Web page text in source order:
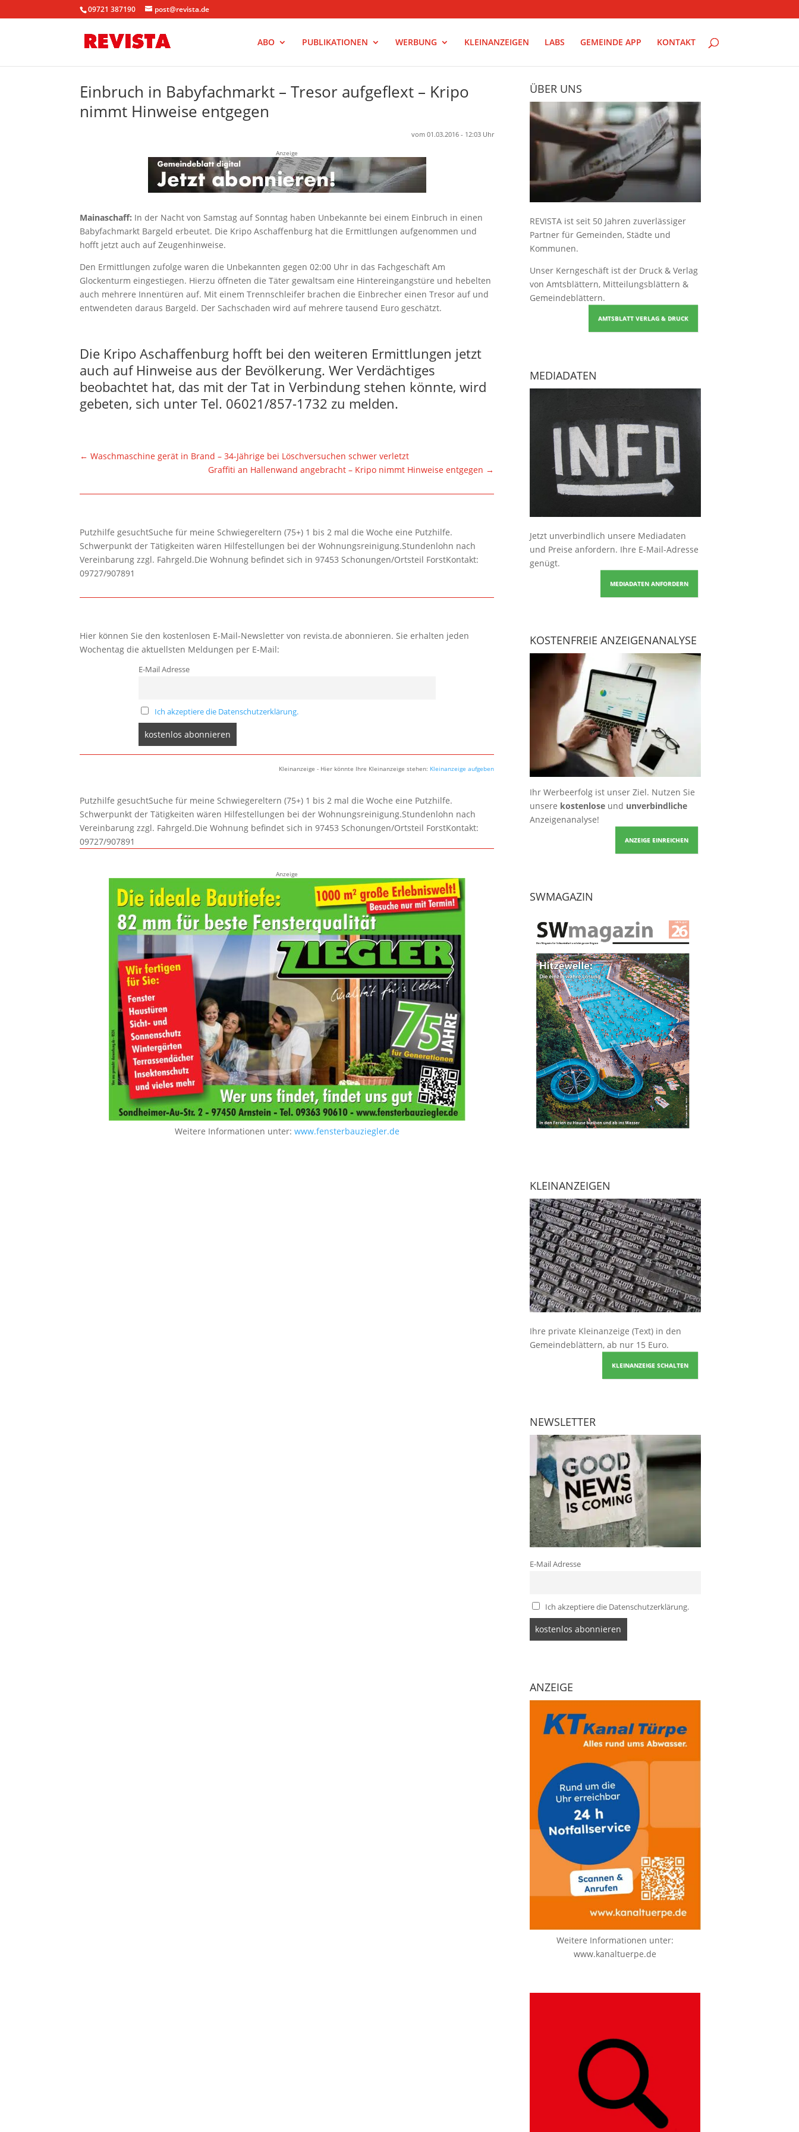
09721 387190 post@revista.de
ABO PUBLIKATIONEN WERBUNG KLEINANZEIGEN LABS GEMEINDE APP KONTAKT
Einbruch in Babyfachmarkt – Tresor aufgeflext – Kripo
nimmt Hinweise entgegen
vom 01.03.2016 - 12:03 Uhr
Anzeige
Mainaschaff: In der Nacht von Samstag auf Sonntag haben Unbekannte bei einem Einbruch in einen
Babyfachmarkt Bargeld erbeutet. Die Kripo Aschaffenburg hat die Ermittlungen aufgenommen und
hofft jetzt auch auf Zeugenhinweise.
Den Ermittlungen zufolge waren die Unbekannten gegen 02:00 Uhr in das Fachgeschäft Am
Glockenturm eingestiegen. Hierzu öffneten die Täter gewaltsam eine Hintereingangstüre und hebelten
auch mehrere Innentüren auf. Mit einem Trennschleifer brachen die Einbrecher einen Tresor auf und
entwendeten daraus Bargeld. Der Sachschaden wird auf mehrere tausend Euro geschätzt.
Die Kripo Aschaffenburg hofft bei den weiteren Ermittlungen jetzt
auch auf Hinweise aus der Bevölkerung. Wer Verdächtiges
beobachtet hat, das mit der Tat in Verbindung stehen könnte, wird
gebeten, sich unter Tel. 06021/857-1732 zu melden.
←Waschmaschine gerät in Brand – 34-Jährige bei Löschversuchen schwer verletzt
Graffiti an Hallenwand angebracht – Kripo nimmt Hinweise entgegen →
Putzhilfe gesuchtSuche für meine Schwiegereltern (75+) 1 bis 2 mal die Woche eine Putzhilfe.
Schwerpunkt der Tätigkeiten wären Hilfestellungen bei der Wohnungsreinigung.Stundenlohn nach
Vereinbarung zzgl. Fahrgeld.Die Wohnung befindet sich in 97453 Schonungen/Ortsteil ForstKontakt:
09727/907891
Hier können Sie den kostenlosen E-Mail-Newsletter von revista.de abonnieren. Sie erhalten jeden
Wochentag die aktuellsten Meldungen per E-Mail:
E-Mail Adresse
Ich akzeptiere die Datenschutzerklärung.
Kleinanzeige - Hier könnte Ihre Kleinanzeige stehen: Kleinanzeige aufgeben
Putzhilfe gesuchtSuche für meine Schwiegereltern (75+) 1 bis 2 mal die Woche eine Putzhilfe.
Schwerpunkt der Tätigkeiten wären Hilfestellungen bei der Wohnungsreinigung.Stundenlohn nach
Vereinbarung zzgl. Fahrgeld.Die Wohnung befindet sich in 97453 Schonungen/Ortsteil ForstKontakt:
09727/907891
Anzeige
Weitere Informationen unter: www.fensterbauziegler.de
ÜBER UNS
REVISTA ist seit 50 Jahren zuverlässiger
Partner für Gemeinden, Städte und
Kommunen.
Unser Kerngeschäft ist der Druck & Verlag
von Amtsblättern, Mitteilungsblättern &
Gemeindeblättern.
AMTSBLATT VERLAG & DRUCK
MEDIADATEN
Jetzt unverbindlich unsere Mediadaten
und Preise anfordern. Ihre E-Mail-Adresse
genügt.
MEDIADATEN ANFORDERN
KOSTENFREIE ANZEIGENANALYSE
Ihr Werbeerfolg ist unser Ziel. Nutzen Sie
unsere kostenloseund unverbindliche
Anzeigenanalyse!
ANZEIGE EINREICHEN
SWMAGAZIN
KLEINANZEIGEN
Ihre private Kleinanzeige (Text) in den
Gemeindeblättern, ab nur 15 Euro.
KLEINANZEIGE SCHALTEN
NEWSLETTER
E-Mail Adresse
Ich akzeptiere die Datenschutzerklärung.
ANZEIGE
Weitere Informationen unter:
www.kanaltuerpe.de